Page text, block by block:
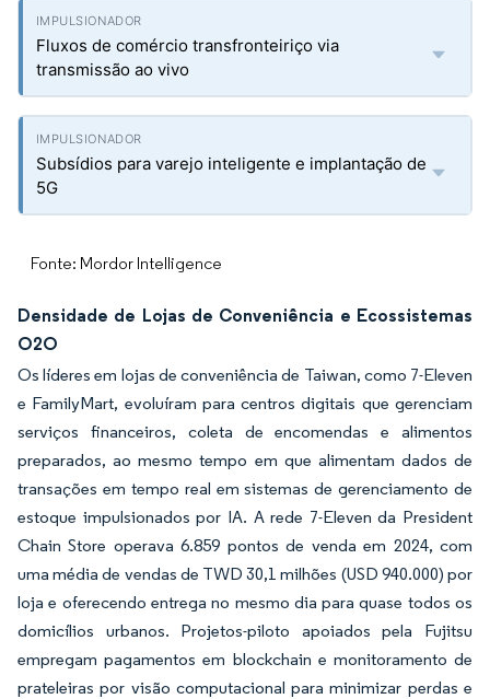
Fluxos de comércio transfronteiriço via
transmissão ao vivo
Subsídios para varejo inteligente e implantação de
5G
Fonte: Mordor Intelligence
Densidade de Lojas de Conveniência e Ecossistemas
O2O
Os líderes em lojas de conveniência de Taiwan, como 7-Eleven
e FamilyMart, evoluíram para centros digitais que gerenciam
serviços financeiros, coleta de encomendas e alimentos
preparados, ao mesmo tempo em que alimentam dados de
transações em tempo real em sistemas de gerenciamento de
estoque impulsionados por IA. A rede 7-Eleven da President
Chain Store operava 6.859 pontos de venda em 2024, com
uma média de vendas de TWD 30,1 milhões (USD 940.000) por
loja e oferecendo entrega no mesmo dia para quase todos os
domicílios urbanos. Projetos-piloto apoiados pela Fujitsu
empregam pagamentos em blockchain e monitoramento de
prateleiras por visão computacional para minimizar perdas e